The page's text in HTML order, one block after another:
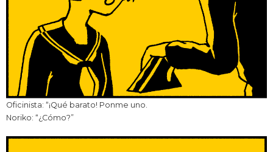
Oficinista: “¡Qué barato! Ponme uno.
Noriko: “¿Cómo?”